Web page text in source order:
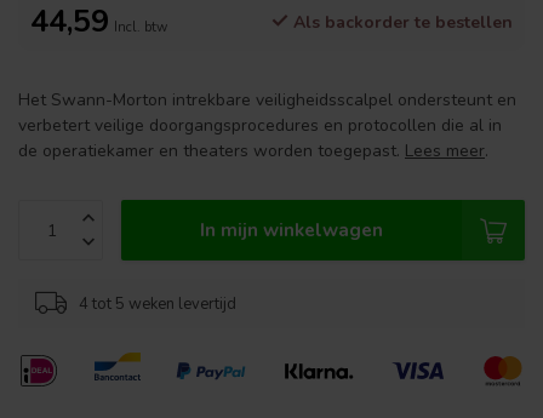
44,59 Incl. btw Als backorder te bestellen
Het Swann-Morton intrekbare veiligheidsscalpel ondersteunt en
verbetert veilige doorgangsprocedures en protocollen die al in
de operatiekamer en theaters worden toegepast. Lees meer.
In mijn winkelwagen
4 tot 5 weken levertijd